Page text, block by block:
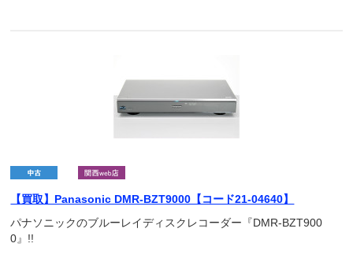
【買取】Panasonic DMR-BZT9000【コード21-04640】
パナソニックのブルーレイディスクレコーダー『DMR-BZT900
0』!!